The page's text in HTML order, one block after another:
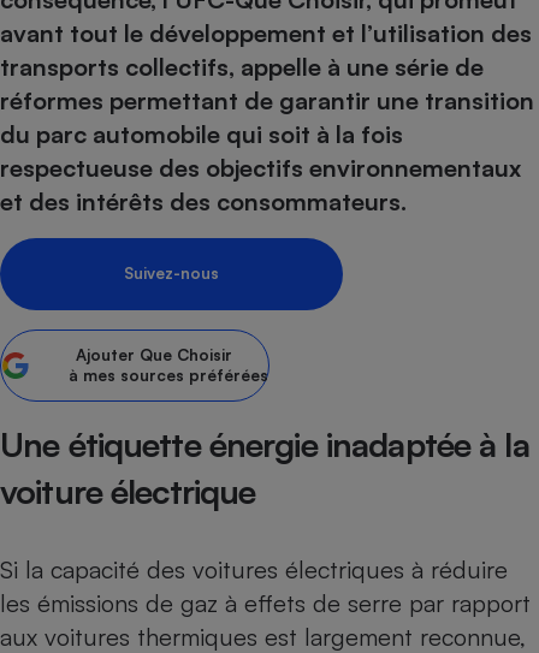
avant tout le développement et l’utilisation des
transports collectifs, appelle à une série de
réformes permettant de garantir une transition
du parc automobile qui soit à la fois
respectueuse des objectifs environnementaux
et des intérêts des consommateurs.
Suivez-nous
Ajouter Que Choisir
à mes sources préférées
Une étiquette énergie inadaptée à la
voiture électrique
Si la capacité des voitures électriques à réduire
les émissions de gaz à effets de serre par rapport
aux voitures thermiques est largement reconnue,
Complément
alimentaire
Assurance emprunteur
Petit électroménager -
Plaque de cuisson à
induction
Smartphone
Mutuelle